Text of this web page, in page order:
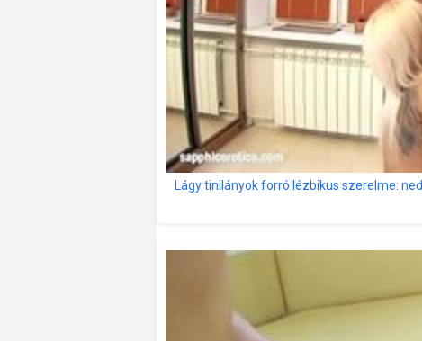
Lágy tinilányok forró lézbikus szerelme: